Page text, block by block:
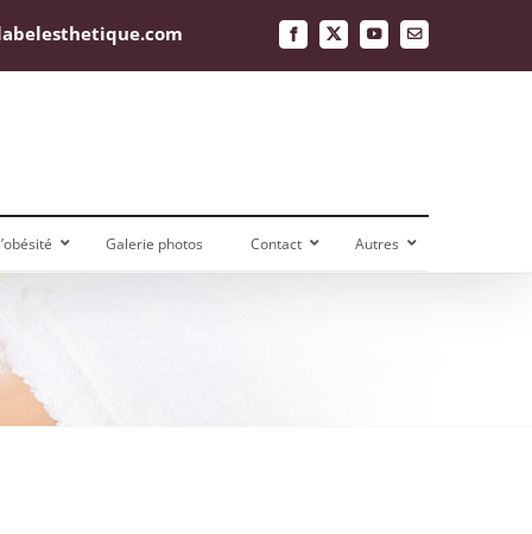
Facebook
X YouTubeEmail
Galerie photos Contact Autres